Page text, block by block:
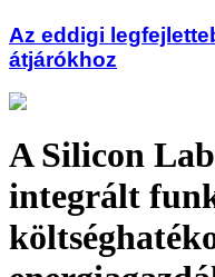
Az eddigi
átjárókhoz
A Silicon
integrált